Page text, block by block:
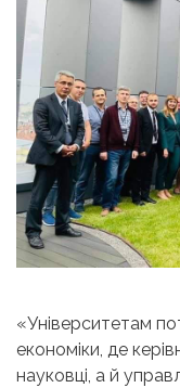
«Університетам
економіки, де
науковці, а й